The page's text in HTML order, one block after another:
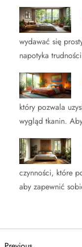
wydawać się
napotyka
który pozwala
wygląd tkanin.
czynności, które
aby zapewnić